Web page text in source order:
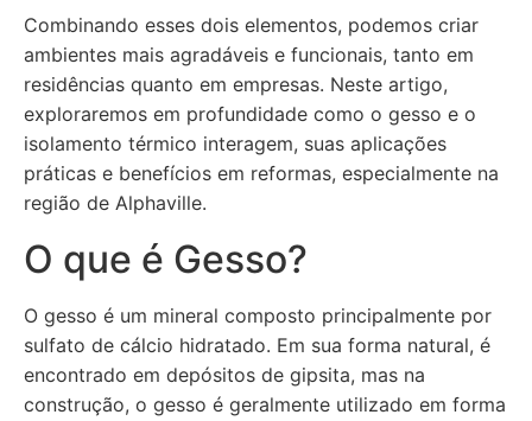
Combinando esses dois elementos, podemos criar
ambientes mais agradáveis e funcionais, tanto em
residências quanto em empresas. Neste artigo,
exploraremos em profundidade como o gesso e o
isolamento térmico interagem, suas aplicações
práticas e benefícios em reformas, especialmente na
região de Alphaville.
O que é Gesso?
O gesso é um mineral composto principalmente por
sulfato de cálcio hidratado. Em sua forma natural, é
encontrado em depósitos de gipsita, mas na
construção, o gesso é geralmente utilizado em forma